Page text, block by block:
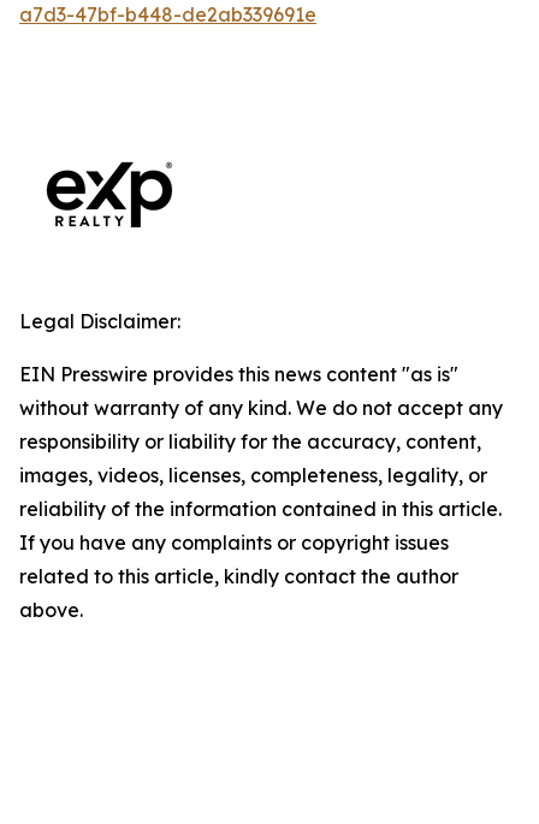
a7d3-47bf-b448-de2ab339691e
Legal Disclaimer:
EIN Presswire provides this news content "as is"
without warranty of any kind. We do not accept any
responsibility or liability for the accuracy, content,
images, videos, licenses, completeness, legality, or
reliability of the information contained in this article.
If you have any complaints or copyright issues
related to this article, kindly contact the author
above.